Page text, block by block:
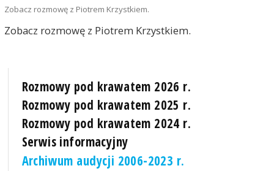
Zobacz rozmowę z Piotrem Krzystkiem.
Zobacz rozmowę z Piotrem Krzystkiem.
Rozmowy pod krawatem 2026 r.
Rozmowy pod krawatem 2025 r.
Rozmowy pod krawatem 2024 r.
Serwis informacyjny
Archiwum audycji 2006-2023 r.